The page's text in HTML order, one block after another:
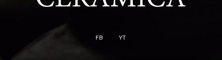
FB YT